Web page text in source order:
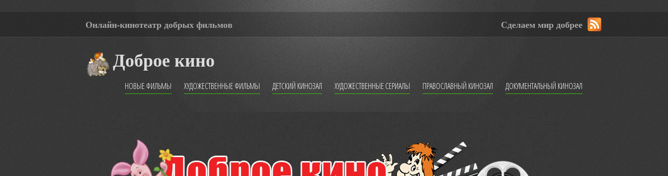
Онлайн-кинотеатр добрых фильмов Сделаем мир добрее
Доброе кино
НОВЫЕ ФИЛЬМЫ ХУДОЖЕСТВЕННЫЕ ФИЛЬМЫ ДЕТСКИЙ КИНОЗАЛ ХУДОЖЕСТВЕННЫЕ СЕРИАЛЫ ПРАВОСЛАВНЫЙ КИНОЗАЛ ДОКУМЕНТАЛЬНЫЙ КИНОЗАЛ